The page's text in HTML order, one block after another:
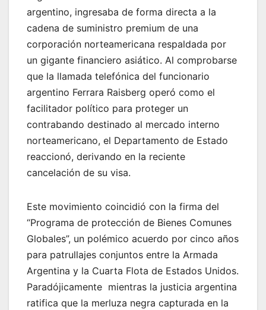
argentino, ingresaba de forma directa a la
cadena de suministro premium de una
corporación norteamericana respaldada por
un gigante financiero asiático. Al comprobarse
que la llamada telefónica del funcionario
argentino Ferrara Raisberg operó como el
facilitador político para proteger un
contrabando destinado al mercado interno
norteamericano, el Departamento de Estado
reaccionó, derivando en la reciente
cancelación de su visa.
Este movimiento coincidió con la firma del
“Programa de protección de Bienes Comunes
Globales”, un polémico acuerdo por cinco años
para patrullajes conjuntos entre la Armada
Argentina y la Cuarta Flota de Estados Unidos.
Paradójicamente mientras la justicia argentina
ratifica que la merluza negra capturada en la